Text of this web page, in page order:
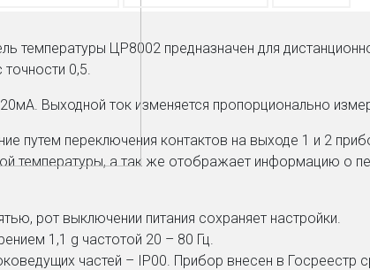
ОВЕН,
температуры ЦР8002 предназначен для
0,5.
Выходной ток изменяется пропорционально
путем переключения контактов на выходе 1 и 2
температуры, а так же отображает информацию о
рот выключении питания сохраняет настройки.
1,1 g частотой 20 – 80 Гц.
частей – IP00. Прибор внесен в